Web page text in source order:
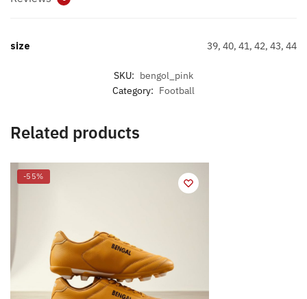
size 39, 40, 41, 42, 43, 44
SKU: bengol_pink
Category: Football
Related products
-55%